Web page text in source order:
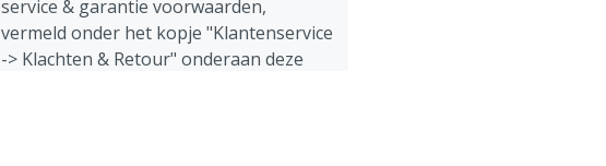
service & garantie voorwaarden,
vermeld onder het kopje "Klantenservice
-> Klachten & Retour" onderaan deze